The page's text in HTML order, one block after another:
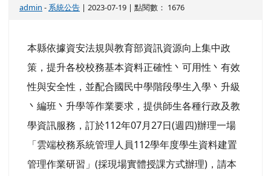
admin - 系統公告 | 2023-07-19 | 點閱數： 1676
本縣依據資安法規與教育部資訊資源向上集中政
策，提升各校校務基本資料正確性丶可用性丶有效
性與安全性，並配合國民中學階段學生入學丶升級
丶編班丶升學等作業要求，提供師生各種行政及教
學資訊服務，訂於112年07月27日(週四)辦理一場
「雲端校務系統管理人員112學年度學生資料建置
管理作業研習」(採現場實體授課方式辦理)，請本